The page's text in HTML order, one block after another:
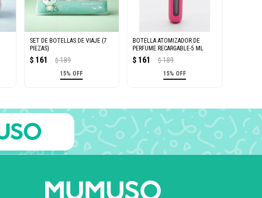
SET DE BOTELLAS DE VIAJE (7
PIEZAS)
$ 161 $ 189
15% OFF
BOTELLA ATOMIZADOR DE
PERFUME RECARGABLE-5 ML
$ 161 $ 189
15% OFF